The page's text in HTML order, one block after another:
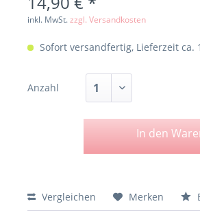
inkl. MwSt.zzgl. Versandkosten
Sofort versandfertig, Lieferzeit ca.
Anzahl
In den
Vergleichen Merken